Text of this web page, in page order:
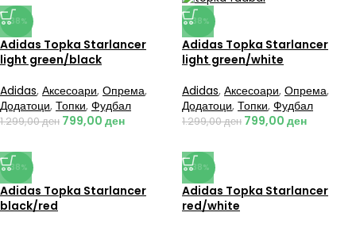
-38%
Adidas Topka Starlancer
light green/black
Adidas, Аксесоари, Опрема,
Додатоци, Топки, Фудбал
1.299,00ден 799,00 ден
-38%
Adidas Topka Starlancer
light green/white
Adidas, Аксесоари, Опрема,
Додатоци, Топки, Фудбал
1.299,00ден 799,00 ден
-38%
Adidas Topka Starlancer
black/red
-38%
Adidas Topka Starlancer
red/white